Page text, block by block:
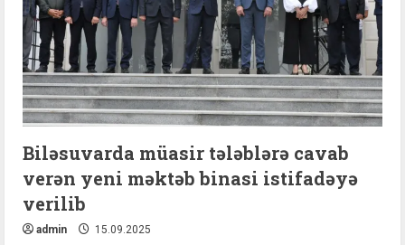
Biləsuvarda müasir tələblərə cavab
verən yeni məktəb binasi istifadəyə
verilib
admin 15.09.2025